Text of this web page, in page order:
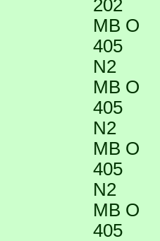
202
MB O
405
N2
MB O
405
N2
MB O
405
N2
MB O
405